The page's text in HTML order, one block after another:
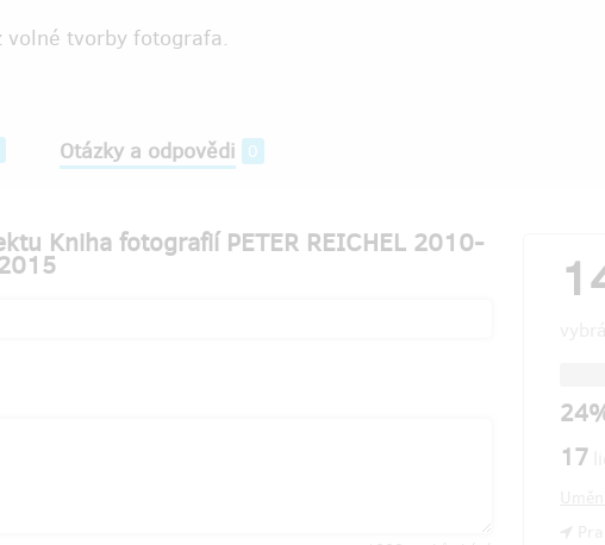
tvorby fotografa.
Otázky a odpovědi 0
Kniha fotografií PETER REICHEL 2010-
17